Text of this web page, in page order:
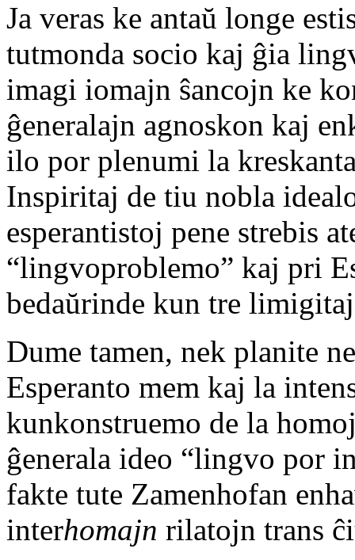
Ja veras ke antaŭ longe
tutmonda socio kaj ĝia
imagi iomajn ŝancojn ke
ĝeneralajn agnoskon kaj
ilo por plenumi la
Inspiritaj de tiu nobla
esperantistoj pene strebis
“lingvoproblemo” kaj pri
bedaŭrinde kun tre
Dume tamen, nek planite
Esperanto mem kaj la
kunkonstruemo de la
ĝenerala ideo “lingvo por
fakte tute Zamenhofan
interhomajn rilatojn trans